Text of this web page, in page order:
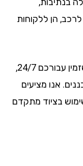
הן ללקוחות
צוות חשמלאי רכב מוסמכים ומנוסים שזמין עבורכם 24/7,
אנו מציעים
בציוד מתקדם